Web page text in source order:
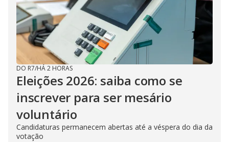
e
o
DO R7/HÁ 2 HORAS
Eleições 2026: saiba como se
inscrever para ser mesário
voluntário
Candidaturas permanecem abertas até a véspera do dia da
votação